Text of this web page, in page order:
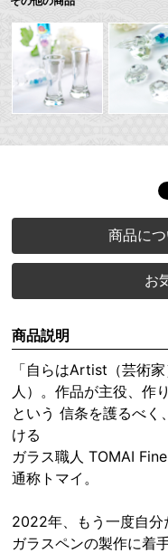
商品に
お
商品説明
「自らはArtist（芸術
人）。作品が主役、作
という 信条を護るべく
ける
ガラス職人 TOMAI
通称トマイ。
2022年、もう一度自分
ガラスペンの製作に着